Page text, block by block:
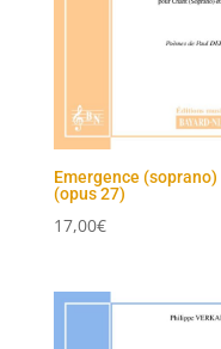
Emergence (soprano)
(opus 27)
17,00€